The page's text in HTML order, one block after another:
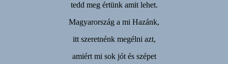
tedd meg értünk amit lehet.
Magyarország a mi Hazánk,
itt szeretnénk megélni azt,
amiért mi sok jót és szépet